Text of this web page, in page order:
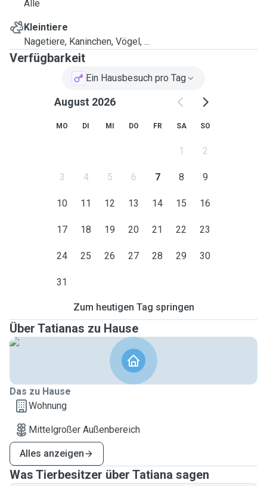
Alle
Kleintiere
Nagetiere, Kaninchen, Vögel, ...
Verfügbarkeit
Ein Hausbesuch pro Tag
August 2026
MO DI MI DO FR SA SO
1 2
3 4 5 6 7 8 9
10 11 12 13 14 15 16
17 18 19 20 21 22 23
24 25 26 27 28 29 30
31
Zum heutigen Tag springen
Über Tatianas zu Hause
Das zu Hause
Wohnung
Mittelgroßer Außenbereich
Alles anzeigen
Was Tierbesitzer über Tatiana sagen